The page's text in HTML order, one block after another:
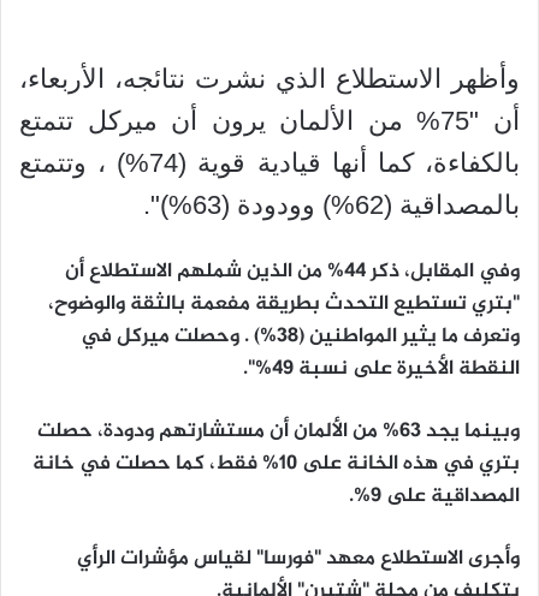
وأظهر الاستطلاع الذي نشرت نتائجه، الأربعاء،
أن "75% من الألمان يرون أن ميركل تتمتع
بالكفاءة، كما أنها قيادية قوية (74%) ، وتتمتع
بالمصداقية (62%) وودودة (63%)".
وفي المقابل، ذكر 44% من الذين شملهم الاستطلاع أن
"بتري تستطيع التحدث بطريقة مفعمة بالثقة والوضوح،
وتعرف ما يثير المواطنين (38%) . وحصلت ميركل في
النقطة الأخيرة على نسبة 49%".
وبينما يجد 63% من الألمان أن مستشارتهم ودودة، حصلت
بتري في هذه الخانة على 10% فقط، كما حصلت في خانة
المصداقية على 9%.
وأجرى الاستطلاع معهد "فورسا" لقياس مؤشرات الرأي